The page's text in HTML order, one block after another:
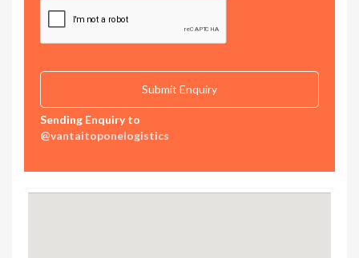
Sending Enquiry to
@vantaitoponelogistics